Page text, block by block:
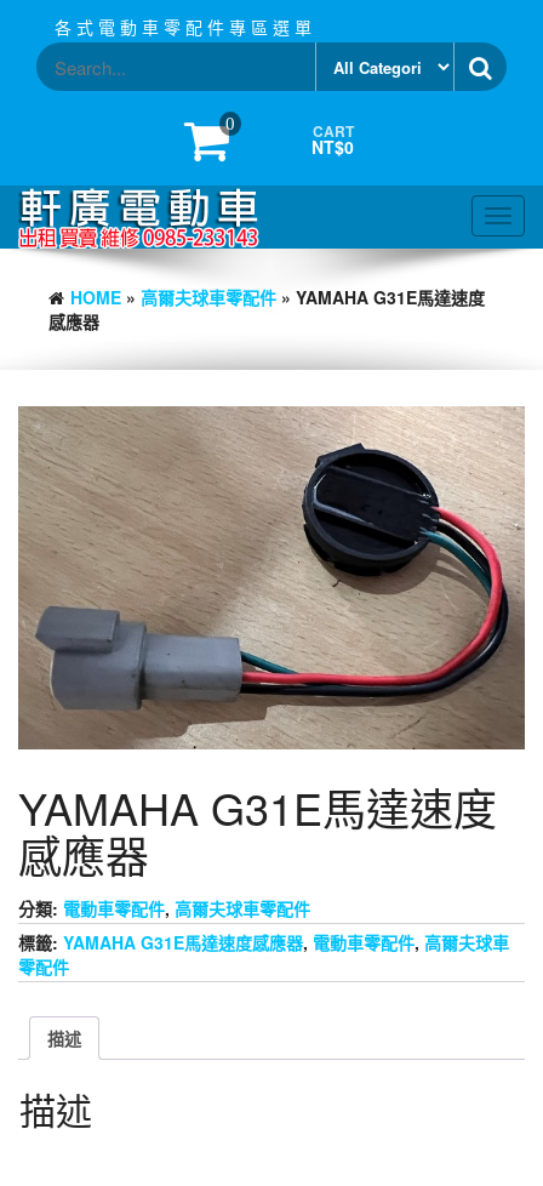
content
各 式 電 動 車 零 配 件 專 區 選 單
0 CART
NT$0
HOME » 高爾夫球車零配件 » YAMAHA G31E馬達速度
感應器
YAMAHA G31E馬達速度
感應器
分類: 電動車零配件, 高爾夫球車零配件
標籤: YAMAHA G31E馬達速度感應器, 電動車零配件, 高爾夫球車
零配件
描述
描述